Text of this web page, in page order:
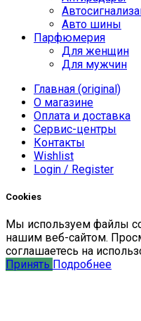
Авто шины
Парфюмерия
Для женщин
Для мужчин
Главная (original)
О магазине
Оплата и доставка
Сервис-центры
Контакты
Wishlist
Login / Register
Cookies
Мы используем файлы
нашим веб-сайтом.
соглашаетесь на
Принять Подробнее